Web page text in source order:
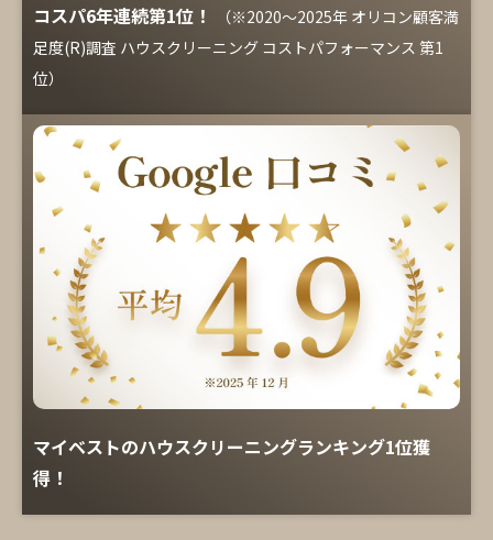
コスパ6年連続第1位！
（※2020～2025年 オリコン顧客満
足度(R)調査 ハウスクリーニング コストパフォーマンス 第1
位）
マイベストのハウスクリーニングランキング1位獲
得！